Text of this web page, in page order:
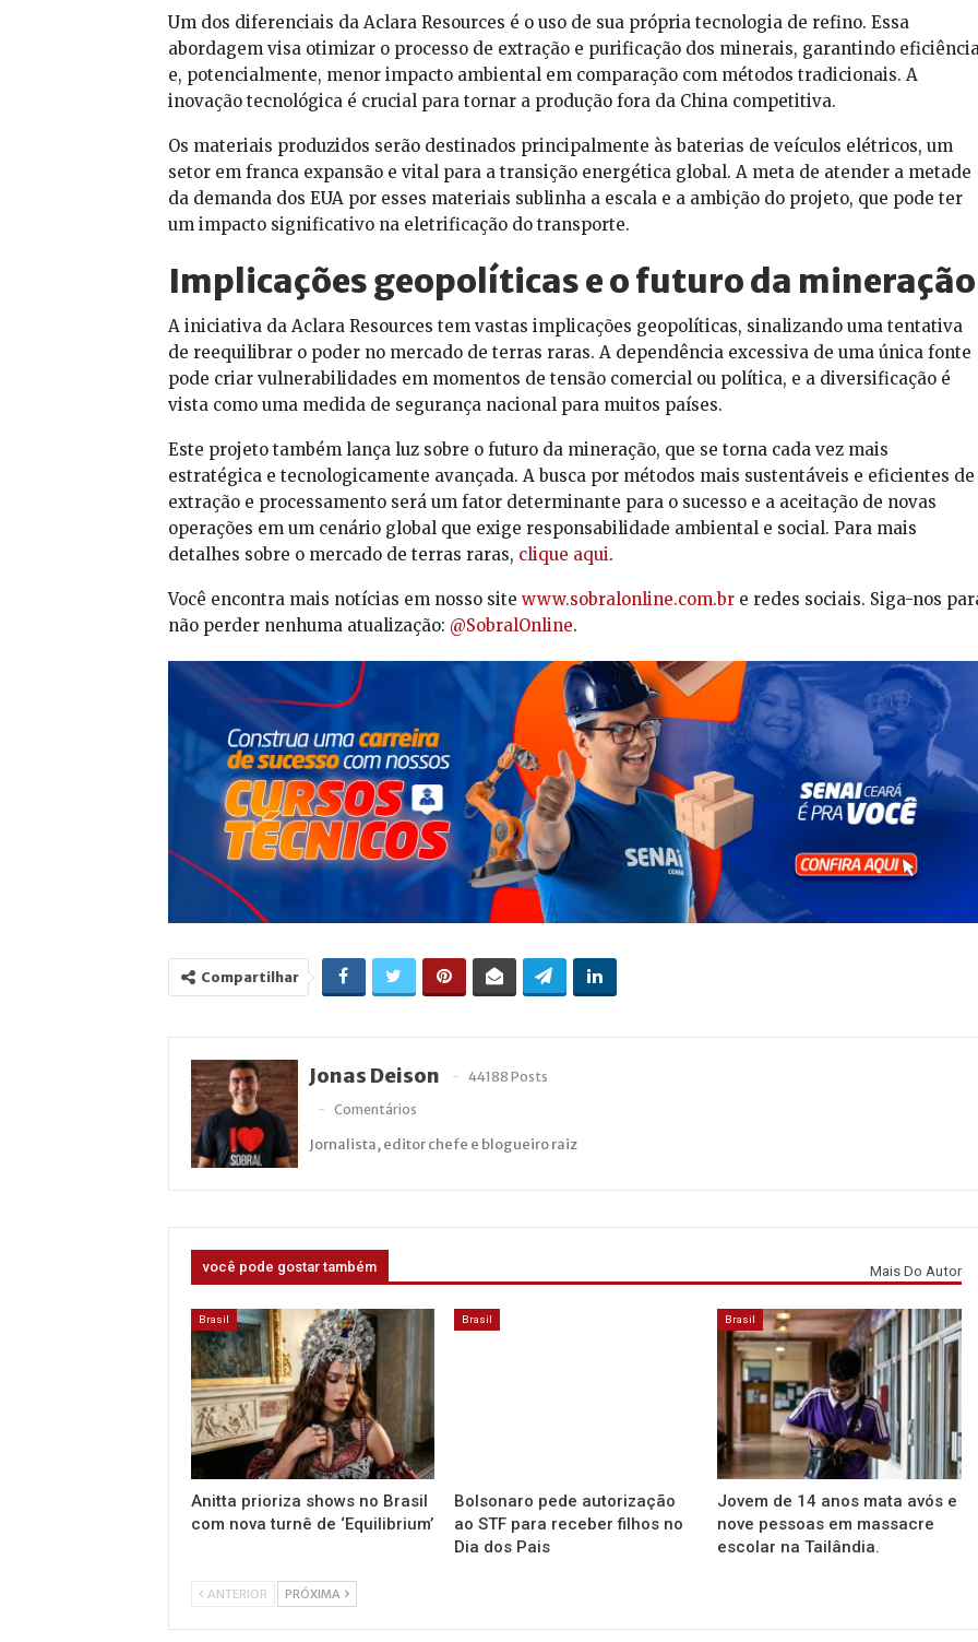
Um dos diferenciais da Aclara Resources é o uso de sua própria tecnologia de refino. Essa
abordagem visa otimizar o processo de extração e purificação dos minerais, garantindo
e, potencialmente, menor impacto ambiental em comparação com métodos tradicionais. A
inovação tecnológica é crucial para tornar a produção fora da China competitiva.
Os materiais produzidos serão destinados principalmente às baterias de veículos elétricos, um
setor em franca expansão e vital para a transição energética global. A meta de atender a metade
da demanda dos EUA por esses materiais sublinha a escala e a ambição do projeto, que pode ter
um impacto significativo na eletrificação do transporte.
Implicações geopolíticas e o futuro da mineração
A iniciativa da Aclara Resources tem vastas implicações geopolíticas, sinalizando uma tentativa
de reequilibrar o poder no mercado de terras raras. A dependência excessiva de uma única fonte
pode criar vulnerabilidades em momentos de tensão comercial ou política, e a diversificação é
vista como uma medida de segurança nacional para muitos países.
Este projeto também lança luz sobre o futuro da mineração, que se torna cada vez mais
estratégica e tecnologicamente avançada. A busca por métodos mais sustentáveis e eficientes de
extração e processamento será um fator determinante para o sucesso e a aceitação de novas
operações em um cenário global que exige responsabilidade ambiental e social. Para mais
detalhes sobre o mercado de terras raras, clique aqui.
Você encontra mais notícias em nosso site www.sobralonline.com.bre redes sociais. Siga-nos
não perder nenhuma atualização: @SobralOnline.
Compartilhar
Jonas Deison
44188 Posts
Comentários
Jornalista, editor chefe e blogueiro raiz
você pode gostar também Mais Do Autor
Brasil
Anitta prioriza shows no Brasil
com nova turnê de ‘Equilibrium’
Brasil
Bolsonaro pede autorização
ao STF para receber filhos no
Dia dos Pais
Brasil
Jovem de 14 anos mata avós e
nove pessoas em massacre
escolar na Tailândia.
ANTERIOR PRÓXIMA